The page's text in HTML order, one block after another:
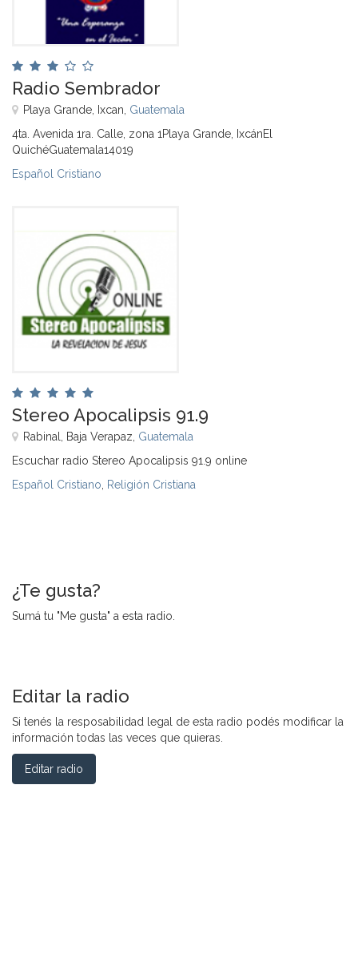
Radio Sembrador
Playa Grande, Ixcan, Guatemala
4ta. Avenida 1ra. Calle, zona 1Playa Grande, IxcánEl
QuichéGuatemala14019
Español Cristiano
Stereo Apocalipsis 91.9
Rabinal, Baja Verapaz, Guatemala
Escuchar radio Stereo Apocalipsis 91.9 online
Español Cristiano Religión Cristiana
¿Te gusta?
Sumá tu "Me gusta" a esta radio.
Editar la radio
Si tenés la resposabilidad legal de esta radio podés modificar la
información todas las veces que quieras.
Editar radio